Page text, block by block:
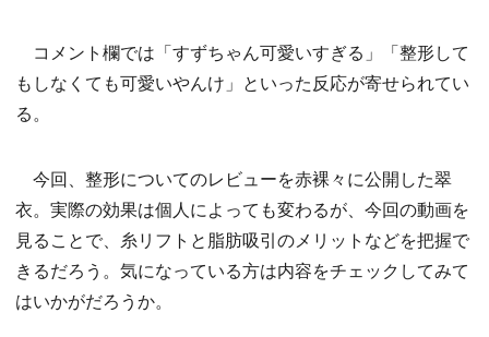
コメント欄では「すずちゃん可愛いすぎる」「整形して
もしなくても可愛いやんけ」といった反応が寄せられてい
る。
今回、整形についてのレビューを赤裸々に公開した翠
衣。実際の効果は個人によっても変わるが、今回の動画を
見ることで、糸リフトと脂肪吸引のメリットなどを把握で
きるだろう。気になっている方は内容をチェックしてみて
はいかがだろうか。